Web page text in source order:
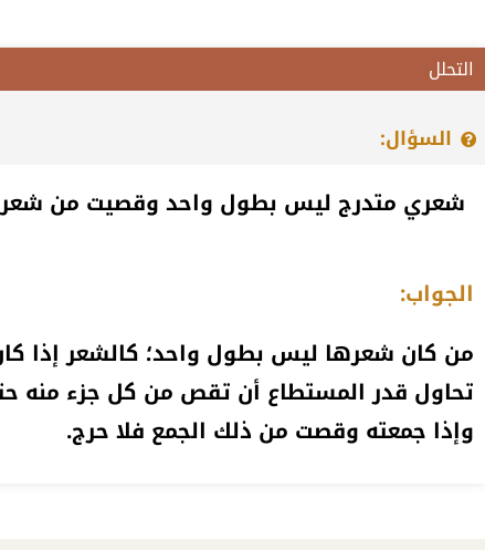
التحلل
السؤال:
شعري متدرج ليس بطول واحد وقصيت من
الجواب:
من كان شعرها ليس بطول واحد؛ كالشعر إذا
تحاول قدر المستطاع أن تقص من كل جزء منه
وإذا جمعته وقصت من ذلك الجمع فلا حرج.